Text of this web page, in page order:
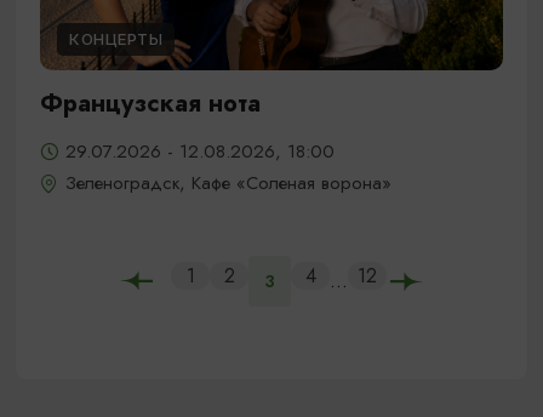
КОНЦЕРТЫ
Французская нота
29.07.2026 - 12.08.2026, 18:00
Зеленоградск, Кафе «Соленая ворона»
1 2 3 4 ... 12